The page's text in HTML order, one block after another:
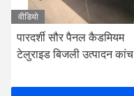
वीडियो
पारदर्शी सौर पैनल कैडमियम
टेलुराइड बिजली उत्पादन कांच